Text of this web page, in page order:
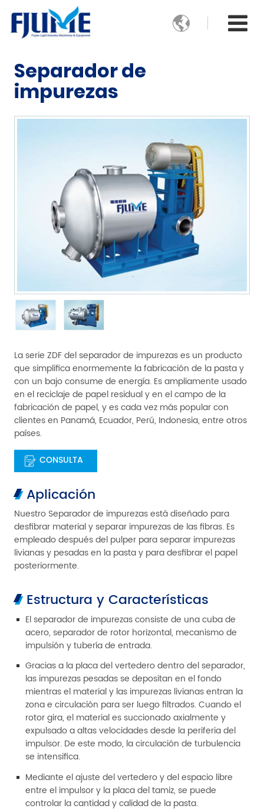

Separador de
impurezas
La serie ZDF del separador de impurezas es un producto
que simplifica enormemente la fabricación de la pasta y
con un bajo consume de energía. Es ampliamente usado
en el reciclaje de papel residual y en el campo de la
fabricación de papel, y es cada vez más popular con
clientes en Panamá, Ecuador, Perú, Indonesia, entre otros
países.
CONSULTA
Aplicación
Nuestro Separador de impurezas está diseñado para
desfibrar material y separar impurezas de las fibras. Es
empleado después del pulper para separar impurezas
livianas y pesadas en la pasta y para desfibrar el papel
posteriormente.
Estructura y Características
El separador de impurezas consiste de una cuba de
acero, separador de rotor horizontal, mecanismo de
impulsión y tubería de entrada.
Gracias a la placa del vertedero dentro del separador,
las impurezas pesadas se depositan en el fondo
mientras el material y las impurezas livianas entran la
zona e circulación para ser luego filtrados. Cuando el
rotor gira, el material es succionado axialmente y
expulsado a altas velocidades desde la periferia del
impulsor. De este modo, la circulación de turbulencia
se intensifica.
Mediante el ajuste del vertedero y del espacio libre
entre el impulsor y la placa del tamiz, se puede
controlar la cantidad y calidad de la pasta.